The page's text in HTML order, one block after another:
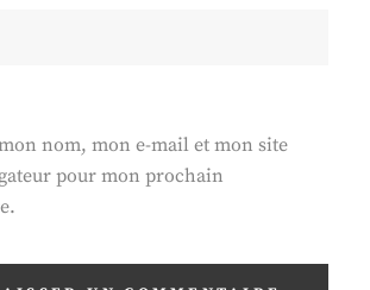
nom, mon e-mail et mon site
pour mon prochain